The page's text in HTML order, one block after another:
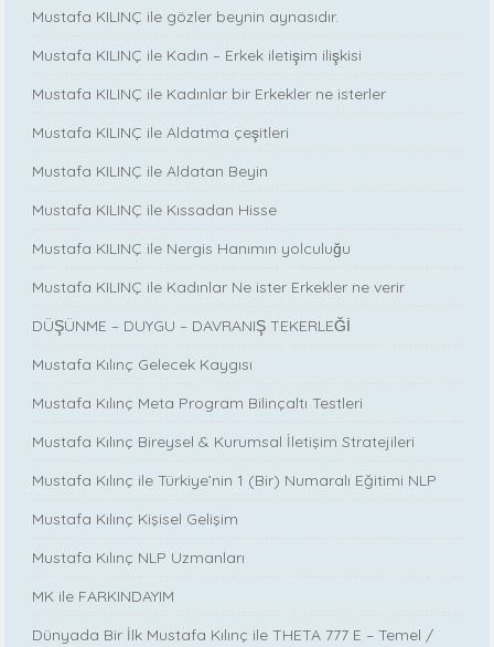
Mustafa KILINÇ ile gözler beynin aynasıdır.
Mustafa KILINÇ ile Kadın – Erkek iletişim ilişkisi
Mustafa KILINÇ ile Kadınlar bir Erkekler ne isterler
Mustafa KILINÇ ile Aldatma çeşitleri
Mustafa KILINÇ ile Aldatan Beyin
Mustafa KILINÇ ile Kıssadan Hisse
Mustafa KILINÇ ile Nergis Hanımın yolculuğu
Mustafa KILINÇ ile Kadınlar Ne ister Erkekler ne verir
DÜŞÜNME – DUYGU – DAVRANIŞ TEKERLEĞİ
Mustafa Kılınç Gelecek Kaygısı
Mustafa Kılınç Meta Program Bilinçaltı Testleri
Mustafa Kılınç Bireysel & Kurumsal İletişim Stratejileri
Mustafa Kılınç ile Türkiye’nin 1 (Bir) Numaralı Eğitimi NLP
Mustafa Kılınç Kişisel Gelişim
Mustafa Kılınç NLP Uzmanları
MK ile FARKINDAYIM
Dünyada Bir İlk Mustafa Kılınç ile THETA 777 E – Temel /